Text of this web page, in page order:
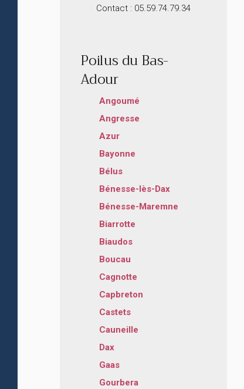
Contact : 05.59.74.79.34
Poilus du Bas-
Adour
Angoumé
Angresse
Azur
Bayonne
Bélus
Bénesse-lès-Dax
Bénesse-Maremne
Biarrotte
Biaudos
Boucau
Cagnotte
Capbreton
Castets
Cauneille
Dax
Gaas
Gourbera